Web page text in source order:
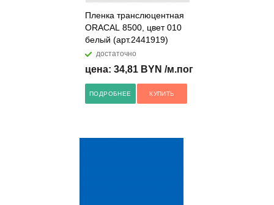
Пленка транслюцентная
ORACAL 8500, цвет 010
белый (арт.2441919)
достаточно
цена: 34,81 BYN /м.пог
ПОДРОБНЕЕ КУПИТЬ